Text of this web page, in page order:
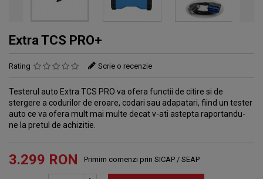
Extra TCS PRO+
Rating Scrie o recenzie
Testerul auto Extra TCS PRO va ofera functii de citire si de
stergere a codurilor de eroare, codari sau adapatari, fiind un tester
auto ce va ofera mult mai multe decat v-ati astepta raportandu-
ne la pretul de achizitie.
3.299 RON Primim comenzi prin SICAP / SEAP